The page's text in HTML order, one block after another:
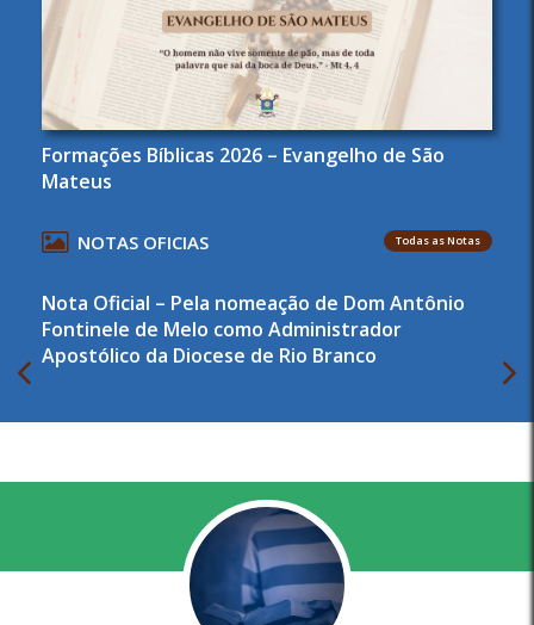
Formações Bíblicas 2026 – Evangelho de São
Mateus
NOTAS OFICIAS Todas as Notas
Nota Oficial – Pela nomeação de Dom Antônio
Fontinele de Melo como Administrador
Apostólico da Diocese de Rio Branco